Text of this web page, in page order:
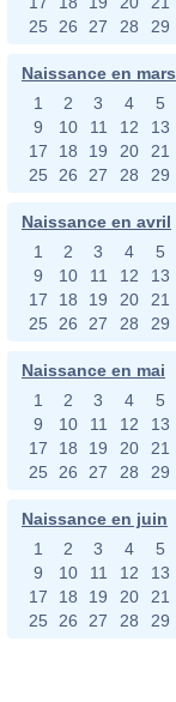
25
26 27 28 29
Naissance en mars
1
2 3 4 5
9
10 11 12 13
17
18 19 20 21
25
26 27 28 29
Naissance en avril
1
2 3 4 5
9
10 11 12 13
17
18 19 20 21
25
26 27 28 29
Naissance en mai
1
2 3 4 5
9
10 11 12 13
17
18 19 20 21
25
26 27 28 29
Naissance en juin
1
2 3 4 5
9
10 11 12 13
17
18 19 20 21
25
26 27 28 29